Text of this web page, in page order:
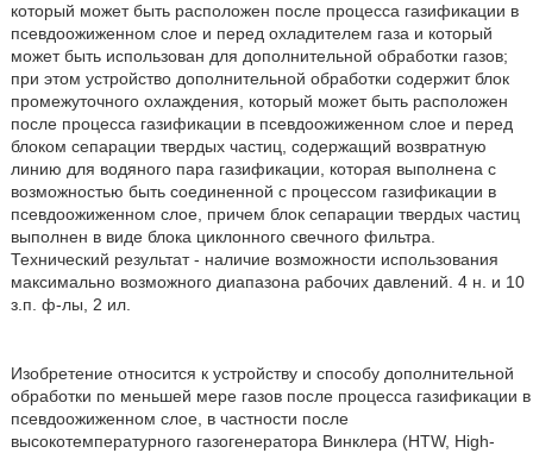
который может быть расположен после процесса газификации в
псевдоожиженном слое и перед охладителем газа и который
может быть использован для дополнительной обработки газов;
при этом устройство дополнительной обработки содержит блок
промежуточного охлаждения, который может быть расположен
после процесса газификации в псевдоожиженном слое и перед
блоком сепарации твердых частиц, содержащий возвратную
линию для водяного пара газификации, которая выполнена с
возможностью быть соединенной с процессом газификации в
псевдоожиженном слое, причем блок сепарации твердых частиц
выполнен в виде блока циклонного свечного фильтра.
Технический результат - наличие возможности использования
максимально возможного диапазона рабочих давлений. 4 н. и 10
з.п. ф-лы, 2 ил.
Изобретение относится к устройству и способу дополнительной
обработки по меньшей мере газов после процесса газификации в
псевдоожиженном слое, в частности после
высокотемпературного газогенератора Винклера (HTW, High-